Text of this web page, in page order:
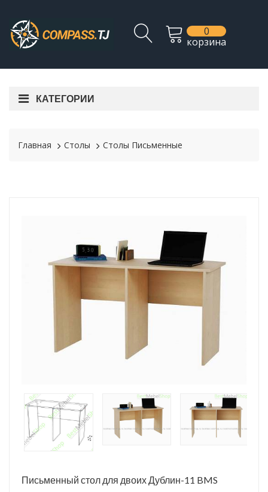
0
корзина
КАТЕГОРИИ
Главная Столы Столы Письменные
Письменный стол для двоих Дублин-11 BMS